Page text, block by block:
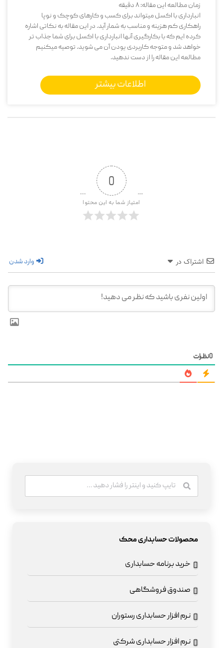
زمان مطالعه این مقاله:8دقیقه
انبارداری با اکسل میتواند برای کسب و کارهای کوچک و نوپا
راهکاری کم هزینه و مناسب به شمار آید. در این مقاله به نکاتی اشاره
کرده ایم که با بکارگیری آنها انبارداری با اکسل برای شما جذاب تر
خواهد شد و متوجه کاربردی یودن آن می شوید. توصیه میکنیم
مطالعه این مقاله را از دست ندهید.
اطلاعات بیشتر
0
امتیاز شما به این محتوا
اشتراک در وارد شدن
0نظرات
محصولات حسابداری محک
خرید برنامه حسابداری
صندوق فروشگاهی
نرم افزار حسابداری رستوران
نرم افزار حسابداری شرکتی